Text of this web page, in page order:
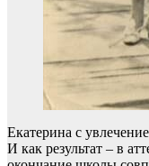
Екатерина с
И как результат – в